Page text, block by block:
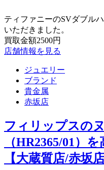
ティファニーのSVダブル
いただきました。
買取金額2500円
店舗情報を見る
ジュエリー
ブランド
貴金属
赤坂店
フィリップスの
（HR2365/01）
【大蔵質店/赤坂店